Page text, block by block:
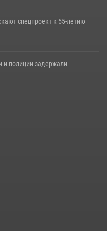
спецпроект к 55-летию
и полиции задержали